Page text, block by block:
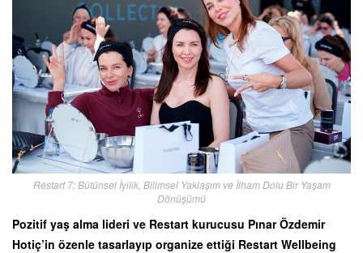
Restart 7: Bütünsel İyilik, Bilimsel Yaklaşım ve İlham Dolu Bir Yaşam
Dönüşümü
Pozitif yaş alma lideri ve Restart kurucusu Pınar Özdemir
Hotiç’in özenle tasarlayıp organize ettiği Restart Wellbeing